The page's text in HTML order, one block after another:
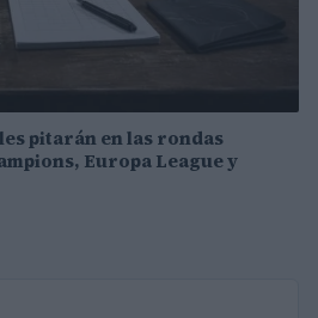
pitarán en las rondas
Europa League y